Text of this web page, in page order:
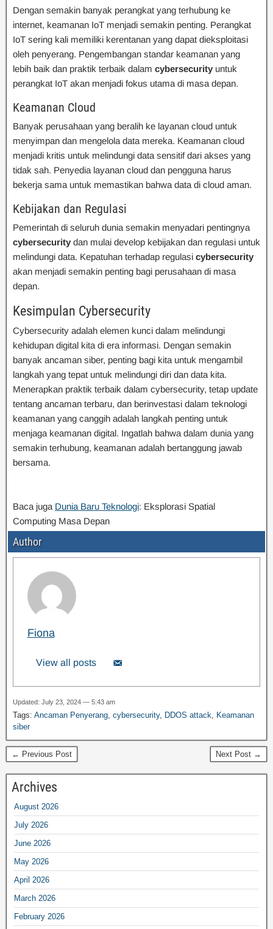
Dengan semakin banyak perangkat yang terhubung ke
internet, keamanan IoT menjadi semakin penting. Perangkat
IoT sering kali memiliki kerentanan yang dapat dieksploitasi
oleh penyerang. Pengembangan standar keamanan yang
lebih baik dan praktik terbaik dalam cybersecurity untuk
perangkat IoT akan menjadi fokus utama di masa depan.
Keamanan Cloud
Banyak perusahaan yang beralih ke layanan cloud untuk
menyimpan dan mengelola data mereka. Keamanan cloud
menjadi kritis untuk melindungi data sensitif dari akses yang
tidak sah. Penyedia layanan cloud dan pengguna harus
bekerja sama untuk memastikan bahwa data di cloud aman.
Kebijakan dan Regulasi
Pemerintah di seluruh dunia semakin menyadari pentingnya
cybersecurity dan mulai develop kebijakan dan regulasi untuk
melindungi data. Kepatuhan terhadap regulasi cybersecurity
akan menjadi semakin penting bagi perusahaan di masa
depan.
Kesimpulan Cybersecurity
Cybersecurity adalah elemen kunci dalam melindungi
kehidupan digital kita di era informasi. Dengan semakin
banyak ancaman siber, penting bagi kita untuk mengambil
langkah yang tepat untuk melindungi diri dan data kita.
Menerapkan praktik terbaik dalam cybersecurity, tetap update
tentang ancaman terbaru, dan berinvestasi dalam teknologi
keamanan yang canggih adalah langkah penting untuk
menjaga keamanan digital. Ingatlah bahwa dalam dunia yang
semakin terhubung, keamanan adalah bertanggung jawab
bersama.
Baca juga Dunia Baru Teknologi: Eksplorasi Spatial
Computing Masa Depan
Author
Fiona
View all posts
Updated: July 23, 2024 — 5:43 am
Tags: Ancaman Penyerang cybersecurity, DDOS attack
Keamanan
siber
← Previous Post Next Post →
Archives
August 2026
July 2026
June 2026
May 2026
April 2026
March 2026
February 2026